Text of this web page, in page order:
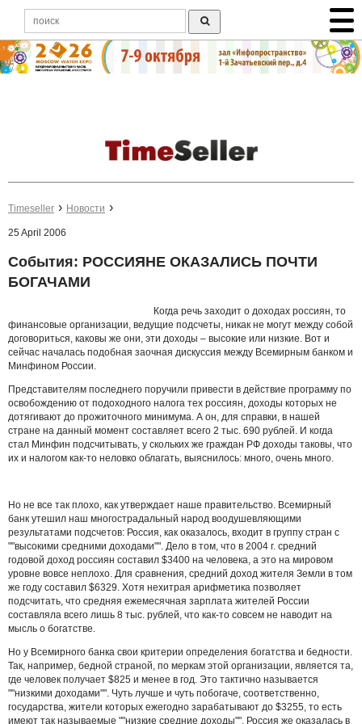
Timeseller Новости
25 April 2006
События: РОССИЯНЕ ОКАЗАЛИСЬ ПОЧТИ
БОГАЧАМИ
Когда речь заходит о доходах россиян, то
финансовые организации, ведущие подсчеты, никак не могут между собой
договориться, каковы же они, эти доходы – высокие или низкие. Вот и
сейчас началась подобная заочная дискуссия между Всемирным банком и
Минфином России.
Представителям последнего поручили привести в действие программу по
освобождению от подоходного налога тех россиян, доходы которых не
дотягивают до прожиточного минимума. А он, для справки, в нашей
стране на данный момент составляет всего 2 тыс. 690 рублей. И когда
стал Минфин подсчитывать, у скольких же граждан РФ доходы таковы, что
их и налогом как-то неловко облагать, выяснилось: много, очень много.
Но не все так плохо, как утверждает наше правительство. Всемирный
банк утешил наш многострадальный народ воодушевляющими
результатами подсчетов: Россия, как оказалось, входит в группу стран с
""высокими средними доходами"". Дело в том, что в 2004 г. средний
годовой доход россиян составил $3400 на человека, а это на мировом
уровне вовсе неплохо. Для сравнения, средний доход жителя Земли в том
же году составил $6329. Хотя нехитрая арифметика позволяет
подсчитать, что средняя ежемесячная зарплата жителей России
составляла всего лишь 8 тыс. рублей, что как-то совсем не наводит на
мысль о богатстве.
Но у Всемирного банка свои критерии определения богатства и бедности.
Так, например, бедной страной, по меркам этой организации, является та,
где человек получает $825 и менее в год. Это тактично называется
""низкими доходами"". Чуть лучше и чуть побогаче, соответственно,
государства, жители которых ежегодно зарабатывают до $3255, то есть
имеют так называемые ""низкие средние доходы"". Россия же оказалась в